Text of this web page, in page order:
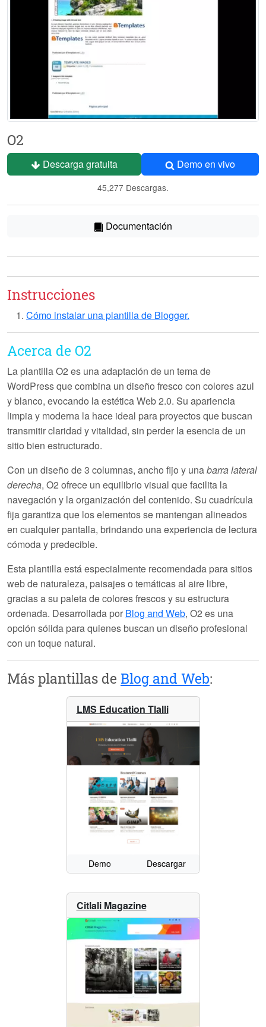
O2
Descarga gratuita Demo en vivo
45,277 Descargas.
Documentación
Instrucciones
Cómo instalar una plantilla de Blogger.
Acerca de O2
La plantillaO2 es una adaptación de un tema de
WordPress que combina un diseño fresco con colores azul
y blanco, evocando la estética Web 2.0. Su apariencia
limpia y moderna la hace ideal para proyectos que buscan
transmitir claridad y vitalidad, sin perder la esencia de un
sitio bien estructurado.
Con un diseño de3 columnas, ancho fijo y unabarra lateral
derecha, O2 ofrece un equilibrio visual que facilita la
navegación y la organización del contenido. Su cuadrícula
fija garantiza que los elementos se mantengan alineados
en cualquier pantalla, brindando una experiencia de lectura
cómoda y predecible.
Esta plantilla está especialmente recomendada para sitios
web de naturaleza, paisajes o temáticas al aire libre,
gracias a su paleta de colores frescos y su estructura
ordenada. Desarrollada por Blog and Web, O2 es una
opción sólida para quienes buscan un diseño profesional
con un toque natural.
Más plantillas de Blog and Web:
LMS Education Tlalli
Demo Descargar
Citlali Magazine